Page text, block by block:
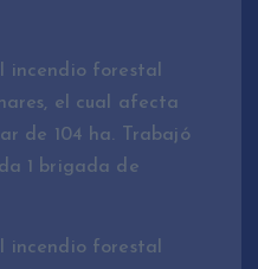
incendio forestal
el cual afecta
de 104 ha. Trabajó
1 brigada de
incendio forestal